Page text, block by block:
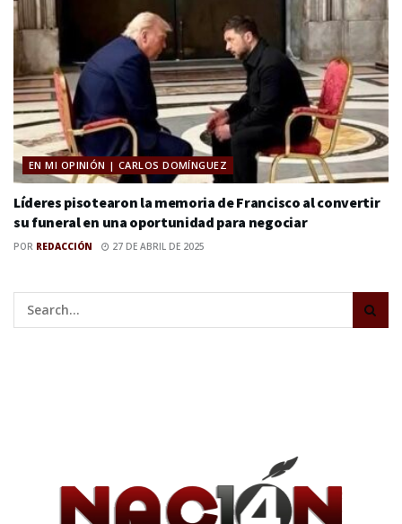
EN MI OPINIÓN | CARLOS DOMÍNGUEZ
Líderes pisotearon la memoria de Francisco al convertir
su funeral en una oportunidad para negociar
POR REDACCIÓN 27 DE ABRIL DE 2025